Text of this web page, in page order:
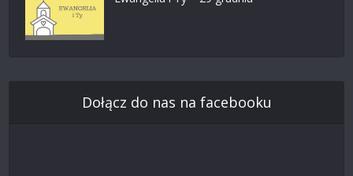
Dołącz do nas na facebooku